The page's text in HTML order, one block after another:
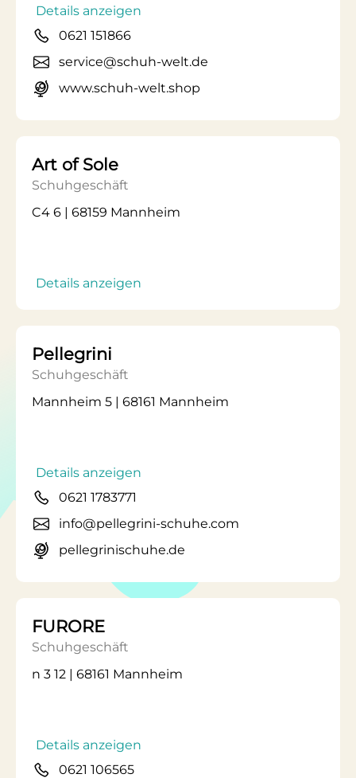
Details anzeigen
0621 151866
service@schuh-welt.de
www.schuh-welt.shop
Art of Sole
Schuhgeschäft
C4 6 | 68159 Mannheim
Details anzeigen
Pellegrini
Schuhgeschäft
Mannheim 5 | 68161 Mannheim
Details anzeigen
0621 1783771
info@pellegrini-schuhe.com
pellegrinischuhe.de
FURORE
Schuhgeschäft
n 3 12 | 68161 Mannheim
Details anzeigen
0621 106565